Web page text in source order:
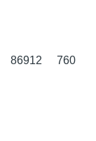
86912 760